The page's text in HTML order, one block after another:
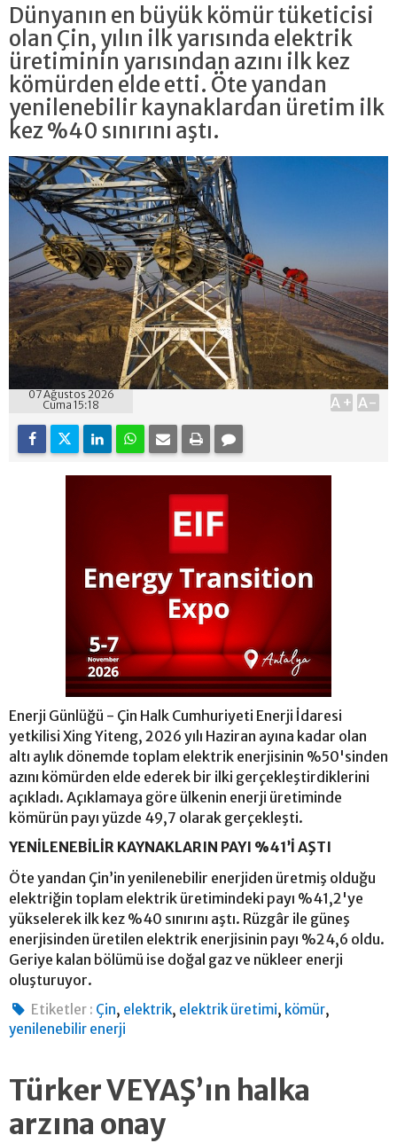
Dünyanın en büyük kömür tüketicisi
olan Çin, yılın ilk yarısında elektrik
üretiminin yarısından azını ilk kez
kömürden elde etti. Öte yandan
yenilenebilir kaynaklardan üretim ilk
kez %40 sınırını aştı.
07 Ağustos 2026
Cuma 15:18
A+ A-
Enerji Günlüğü - Çin Halk Cumhuriyeti Enerji İdaresi
yetkilisi Xing Yiteng, 2026 yılı Haziran ayına kadar olan
altı aylık dönemde toplam elektrik enerjisinin %50'sinden
azını kömürden elde ederek bir ilki gerçekleştirdiklerini
açıkladı. Açıklamaya göre ülkenin enerji üretiminde
kömürün payı yüzde 49,7 olarak gerçekleşti.
YENİLENEBİLİR KAYNAKLARIN PAYI %41’İ AŞTI
Öte yandan Çin’in yenilenebilir enerjiden üretmiş olduğu
elektriğin toplam elektrik üretimindeki payı %41,2'ye
yükselerek ilk kez %40 sınırını aştı. Rüzgâr ile güneş
enerjisinden üretilen elektrik enerjisinin payı %24,6 oldu.
Geriye kalan bölümü ise doğal gaz ve nükleer enerji
oluşturuyor.
Etiketler : Çin, elektrik, elektrik üretimi, kömür,
yenilenebilir enerji
Türker VEYAŞ’ın halka
arzına onay